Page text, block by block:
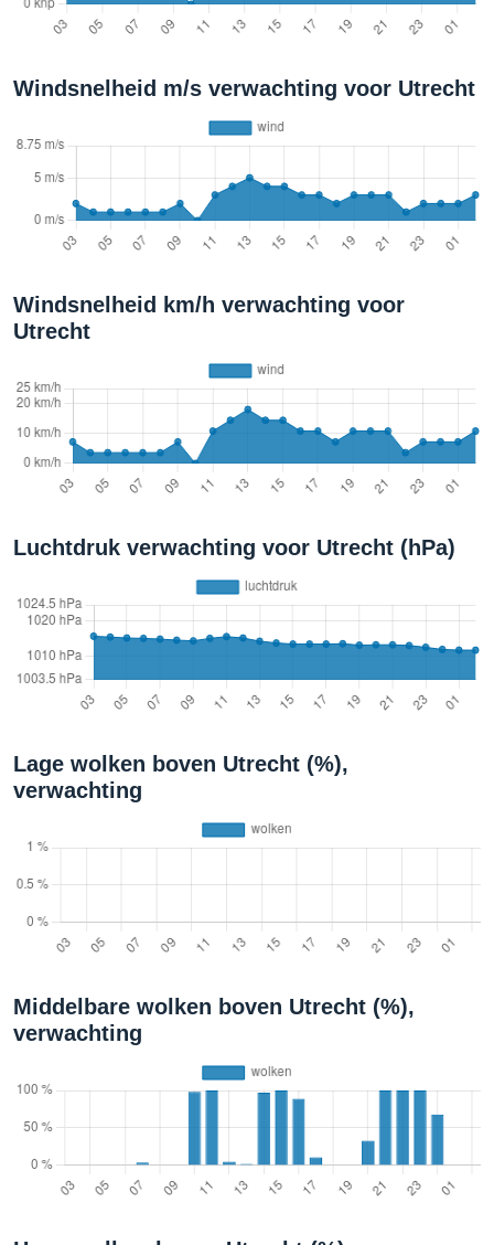
Windsnelheid m/s verwachting voor Utrecht
Windsnelheid km/h verwachting voor
Utrecht
Luchtdruk verwachting voor Utrecht (hPa)
Lage wolken boven Utrecht (%),
verwachting
Middelbare wolken boven Utrecht (%),
verwachting